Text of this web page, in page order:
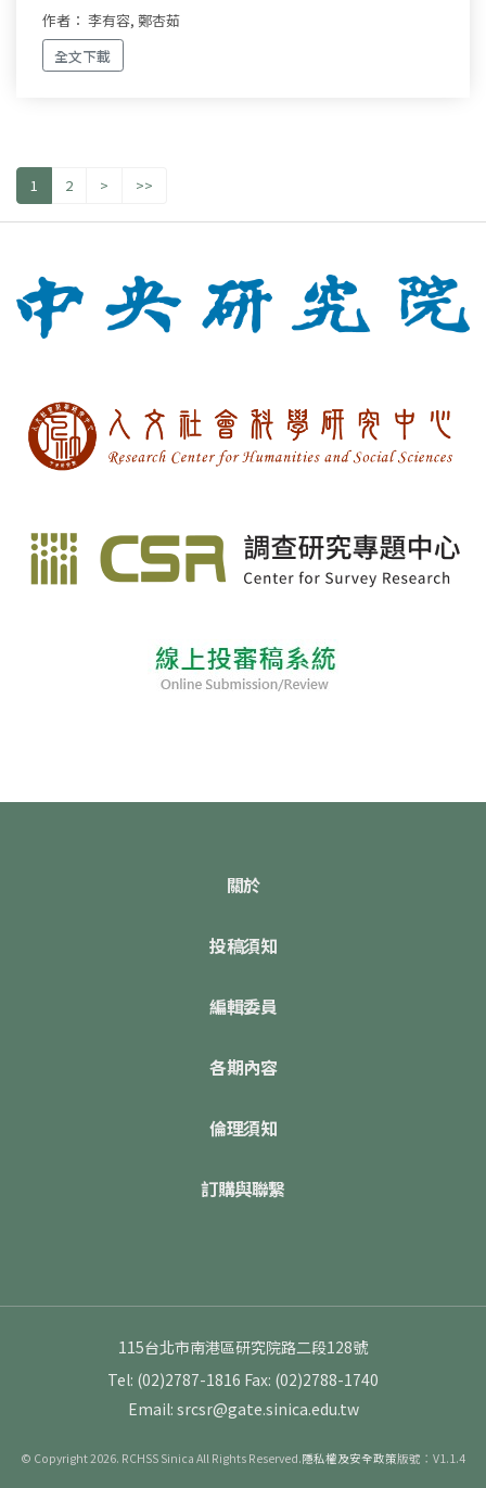
作者： 李有容, 鄭杏茹
全文下載
1 2 > >>
關於
投稿須知
編輯委員
各期內容
倫理須知
訂購與聯繫
115台北市南港區研究院路二段128號
Tel: (02)2787-1816 Fax: (02)2788-1740
Email: srcsr@gate.sinica.edu.tw
© Copyright 2026. RCHSS Sinica All Rights Reserved.隱私權及安全政策版號：V1.1.4